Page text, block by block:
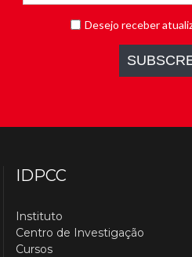
IDPCC
Instituto
Centro de Investigação
Cursos